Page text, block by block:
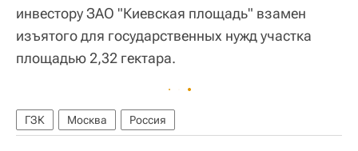
инвестору ЗАО "Киевская площадь" взамен
изъятого для государственных нужд участка
площадью 2,32 гектара.
ГЗК Москва Россия